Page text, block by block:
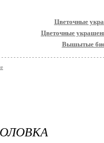
Цветочные
Цветочные
Вышытые